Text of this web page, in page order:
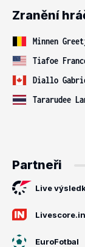
Zranění
Minnen
Tiafoe
Diallo
Tararudee
Partneři
Live
Livescore.in
EuroFotbal